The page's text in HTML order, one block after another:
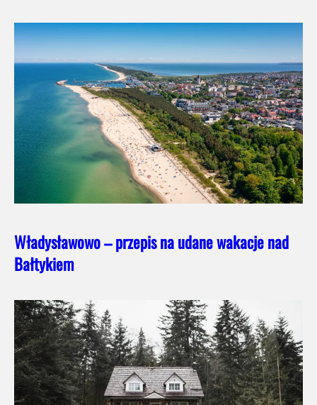
Władysławowo – przepis na udane wakacje nad
Bałtykiem